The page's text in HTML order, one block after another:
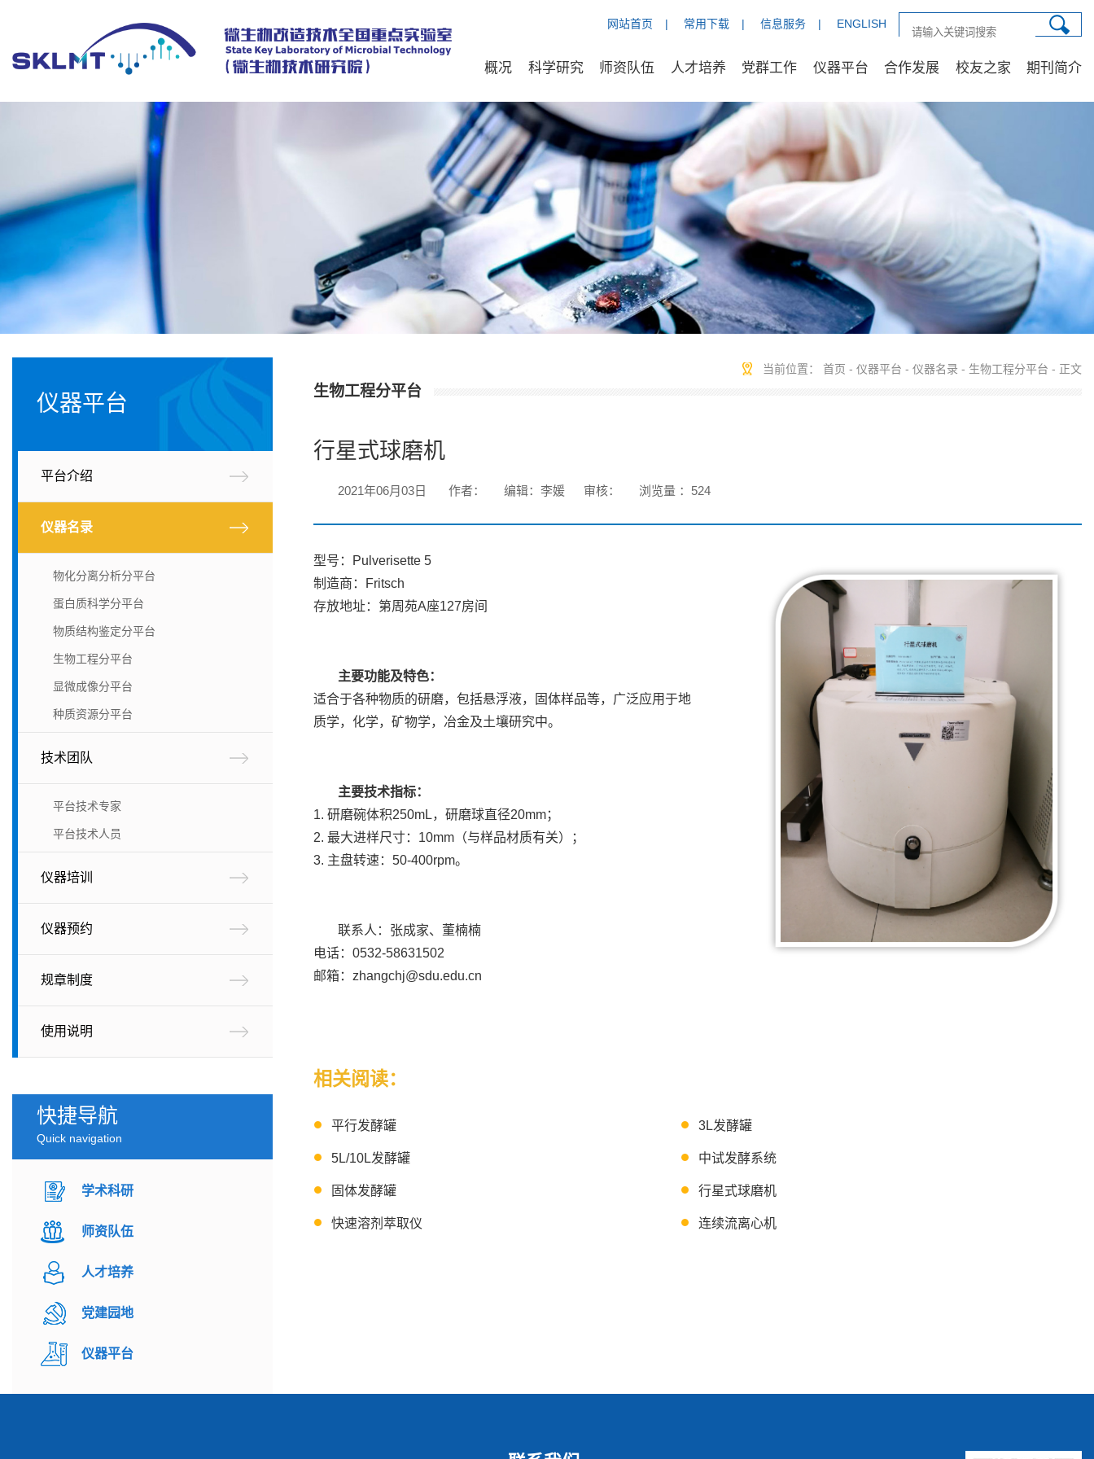
网站首页 | 常用下载 | 信息服务 | ENGLISH
概况 科学研究 师资队伍 人才培养 党群工作 仪器平台 合作发展 校友之家 期刊简介
仪器平台
平台介绍
仪器名录
物化分离分析分平台
蛋白质科学分平台
物质结构鉴定分平台
生物工程分平台
显微成像分平台
种质资源分平台
技术团队
平台技术专家
平台技术人员
仪器培训
仪器预约
规章制度
使用说明
快捷导航
Quick navigation
学术科研
师资队伍
人才培养
党建园地
仪器平台
当前位置： 首页 - 仪器平台 - 仪器名录 - 生物工程分平台 - 正文
生物工程分平台
行星式球磨机
2021年06月03日 作者： 编辑：李媛 审核： 浏览量 ： 524
型号：Pulverisette 5
制造商：Fritsch
存放地址：第周苑A座127房间
主要功能及特色：
适合于各种物质的研磨，包括悬浮液，固体样品等，广泛应用于地
质学，化学，矿物学，冶金及土壤研究中。
主要技术指标：
1. 研磨碗体积250mL，研磨球直径20mm；
2. 最大进样尺寸：10mm（与样品材质有关）；
3. 主盘转速：50-400rpm。
联系人：张成家、董楠楠
电话：0532-58631502
邮箱：zhangchj@sdu.edu.cn
相关阅读：
平行发酵罐 3L发酵罐
5L/10L发酵罐 中试发酵系统
固体发酵罐 行星式球磨机
快速溶剂萃取仪 连续流离心机